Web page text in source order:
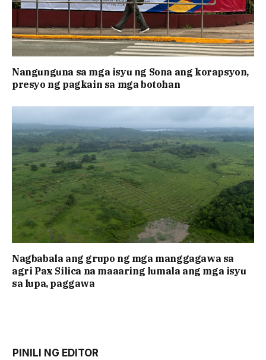
Nangunguna sa mga isyu ng Sona ang korapsyon,
presyo ng pagkain sa mga botohan
Nagbabala ang grupo ng mga manggagawa sa
agri Pax Silica na maaaring lumala ang mga isyu
sa lupa, paggawa
PINILI NG EDITOR